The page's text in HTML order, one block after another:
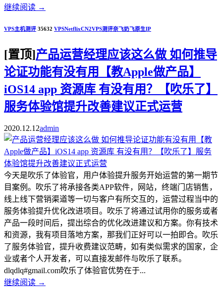
继续阅读 →
VPS主机测评 35632 VPSNetflixCN2VPS测评奈飞奶飞原生IP
[置顶]产品运营经理应该这么做 如何推导
论证功能有没有用【教Apple做产品】
iOS14 app 资源库 有没有用？【吹乐了】
服务体验馆提升改善建议正式运营
2020.12.12admin
今天是吹乐了体验官，用户体验提升服务开始运营的第一期节
目案例。吹乐了将承接各类APP软件，网站，终端门店销售，
线上线下营销渠道等一切与客户有所交互的，运营过程当中的
服务体验提升优化改进项目。吹乐了将通过试用你的服务或者
产品一段时间后，提出综合的优化改进建议和方案。你有技术
和资源，我有项目落地方案，那我们正好可以一拍即合。吹乐
了服务体验官，提升收费建议范畴，如有类似需求的国家，企
业或者个人开发者，可以直接发邮件与吹乐了联系。
dlqdlq#gmail.com吹乐了体验官优势在于...
继续阅读 →